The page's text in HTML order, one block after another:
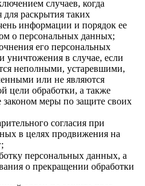
случаев, когда
раскрытия таких
информации и порядок ее
о персональных данных;
его персональных
уничтожения в случае, если
неполными, устаревшими,
или не являются
цели обработки, а также
меры по защите своих
согласия при
в целях продвижения на
персональных данных, а
о прекращении обработки